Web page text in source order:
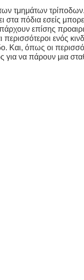
τμημάτων
πόδια εσείς
επίσης
περισσότεροι ενός
Και, όπως οι
για να πάρουν μια